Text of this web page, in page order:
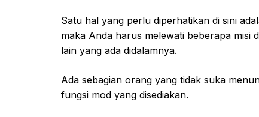
Satu hal yang perlu diperhatikan di sini
maka Anda harus melewati beberapa misi
lain yang ada didalamnya.
Ada sebagian orang yang tidak suka
fungsi mod yang disediakan.